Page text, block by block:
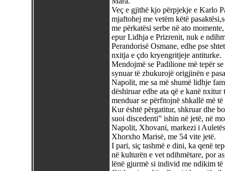
Veç e gjithë kjo përpjekje e Karlo
mjaftohej me vetëm këtë
me përkatësi serbe në ato
epur Lidhja e Prizrenit, nuk e
Perandorisë Osmane, edhe pse
nxitja e çdo kryengritjeje antiturke.
Mendojmë se Padilione më tepër
synuar të zbukurojë origjinën e
Napolit, me sa më shumë lidhje
dëshiruar edhe ata që e kanë
menduar se përfitojnë shkallë më
Kur është përgatitur, shkruar dhe
suoi discedenti” ishin në jetë, në
Napolit, Xhovani, markezi i
Xhorxho Marisë, me 54 vite jetë.
I pari, siç tashmë e dini, ka qenë
në kulturën e vet ndihmëtare, por
lënë gjurmë si individ me ndikim të